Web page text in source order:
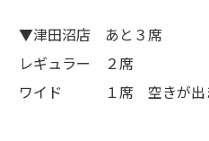
▼津田沼店 あと３席
レギュラー ２席
ワイド １席 空きが出